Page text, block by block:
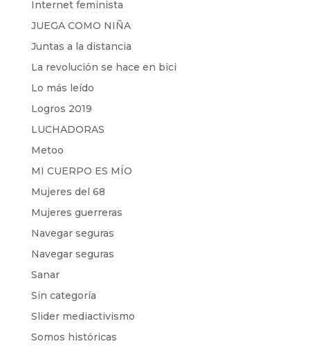
Internet feminista
JUEGA COMO NIÑA
Juntas a la distancia
La revolución se hace en bici
Lo más leído
Logros 2019
LUCHADORAS
Metoo
MI CUERPO ES MÍO
Mujeres del 68
Mujeres guerreras
Navegar seguras
Navegar seguras
Sanar
Sin categoría
Slider mediactivismo
Somos históricas